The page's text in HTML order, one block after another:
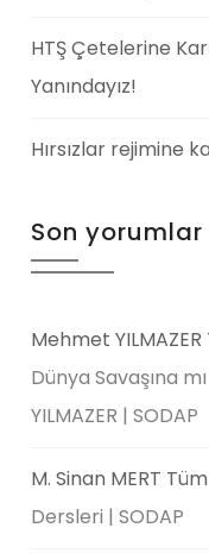
HTŞ Çetelerine
Yanındayız!
Hırsızlar rejimine
Son yorumlar
Mehmet YILMAZER
Dünya Savaşına
YILMAZER | SODAP
M. Sinan MERT Tüm
Dersleri | SODAP